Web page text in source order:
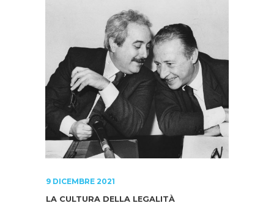
9 DICEMBRE 2021
LA CULTURA DELLA LEGALITÀ